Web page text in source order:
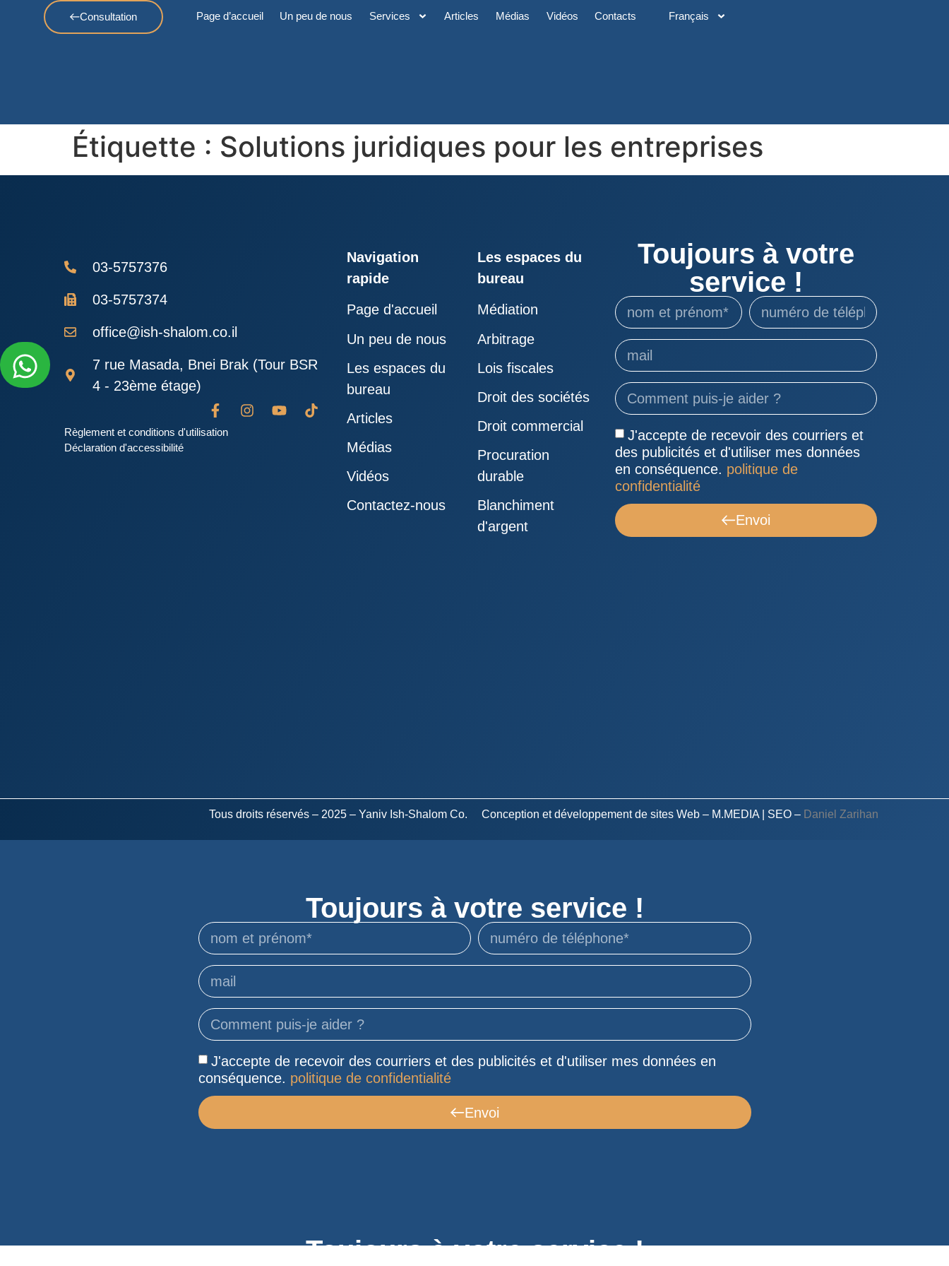
Consultation Page d’accueil Un peu de nous Services Articles Médias Vidéos Contacts Français
Étiquette : Solutions juridiques pour les entreprises
03-5757376
03-5757374
office@ish-shalom.co.il
7 rue Masada, Bnei Brak (Tour BSR
4 - 23ème étage)
Règlement et conditions d'utilisation
Déclaration d'accessibilité
Navigation
rapide
Page d'accueil
Un peu de nous
Les espaces du
bureau
Articles
Médias
Vidéos
Contactez-nous
Les espaces du
bureau
Médiation
Arbitrage
Lois fiscales
Droit des sociétés
Droit commercial
Procuration
durable
Blanchiment
d'argent
Toujours à votre
service !
J'accepte de recevoir des courriers et
des publicités et d'utiliser mes données
en conséquence. politique de
confidentialité
Envoi
Tous droits réservés – 2025 – Yaniv Ish-Shalom Co. Conception et développement de sites Web – M.MEDIA | SEO – Daniel Zarihan
Toujours à votre service !
J'accepte de recevoir des courriers et des publicités et d'utiliser mes données en
conséquence. politique de confidentialité
Envoi
Toujours à votre service !